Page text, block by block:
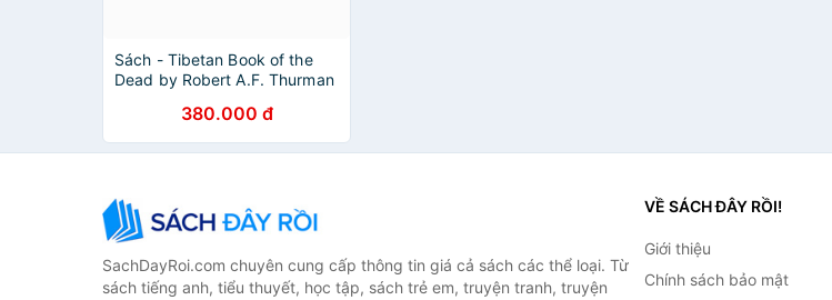
Sách - Tibetan Book of the
Dead by Robert A.F. Thurman
Nonfiction380.000 đ
SachDayRoi.com chuyên cung cấp thông tin giá cả sách các thể loại. Từ
sách tiếng anh, tiểu thuyết, học tập, sách trẻ em, truyện tranh, truyện
VỀ SÁCH ĐÂY RỒI!
Giới thiệu
Chính sách bảo mật